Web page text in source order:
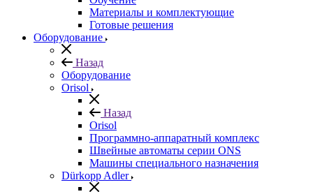
Материалы и комплектующие
Готовые решения
Оборудование
Назад
Оборудование
Orisol
Назад
Orisol
Программно-аппаратный комплекс
Швейные автоматы серии ONS
Машины специального назначения
Dürkopp Adler